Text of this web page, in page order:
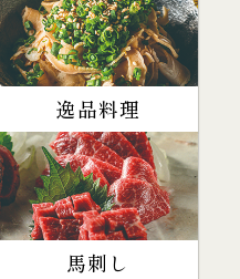
逸品料理
馬刺し